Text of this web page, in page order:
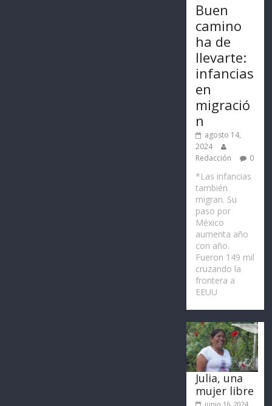
Buen
camino
ha de
llevarte:
infancias
en
migració
n
agosto 14,
2024
Redacción
0
*Las infancias
también
migran. Su
paso por
México
aumenta año
con año.
Fueron 149 mil
cruzando la
frontera a
EEUU
Julia, una
mujer libre
junio 16, 2024